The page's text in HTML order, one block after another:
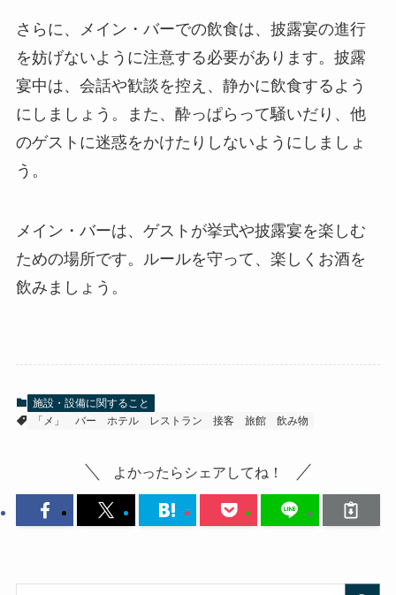
さらに、メイン・バーでの飲食は、披露宴の進行
を妨げないように注意する必要があります。披露
宴中は、会話や歓談を控え、静かに飲食するよう
にしましょう。また、酔っぱらって騒いだり、他
のゲストに迷惑をかけたりしないようにしましょ
う。
メイン・バーは、ゲストが挙式や披露宴を楽しむ
ための場所です。ルールを守って、楽しくお酒を
飲みましょう。
施設・設備に関すること
「メ」
バー ホテル レストラン 接客 旅館 飲み物
よかったらシェアしてね！